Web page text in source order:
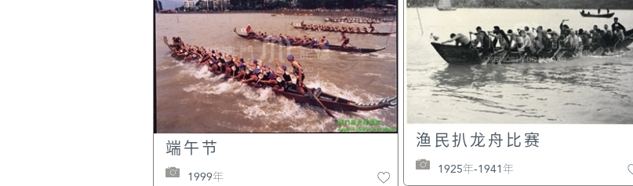
渔民扒龙舟比赛
1925年-1941年
端午节
1999年